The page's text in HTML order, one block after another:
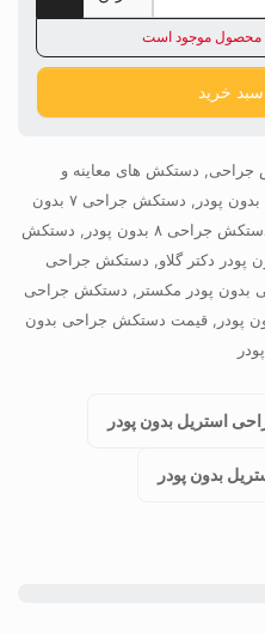
خرید
جراحی, دستکش های معاینه و
پودر ,
دستکش جراحی ۷ بدون
جراحی ۸ بدون پودر , دستکش
دکتر گلاو, دستکش جراحی
پودر مکستر , دستکش جراحی
پودر , قیمت دستکش جراحی بدون
استریل بدون پودر
بدون پودر